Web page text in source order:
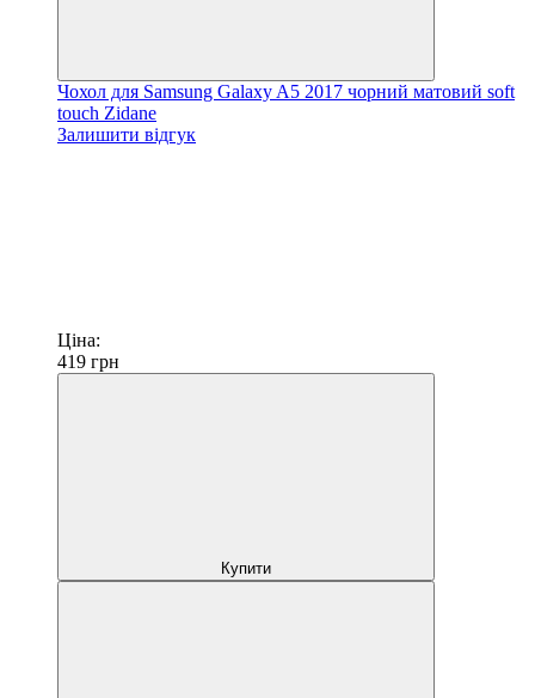
Чохол для Samsung Galaxy A5 2017 чорний матовий soft
touch Zidane
Залишити відгук
Ціна:
419 грн
Купити